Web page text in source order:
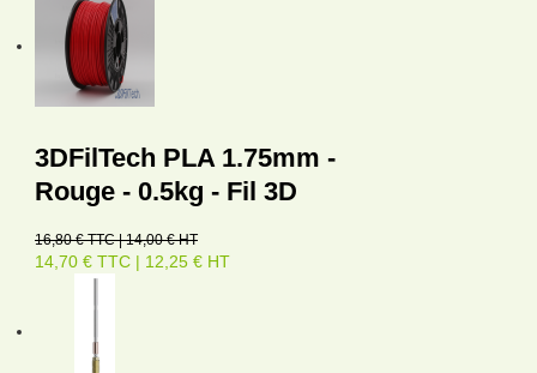
3DFilTech PLA 1.75mm -
Rouge - 0.5kg - Fil 3D
16,80 € TTC | 14,00 € HT
14,70 € TTC | 12,25 € HT